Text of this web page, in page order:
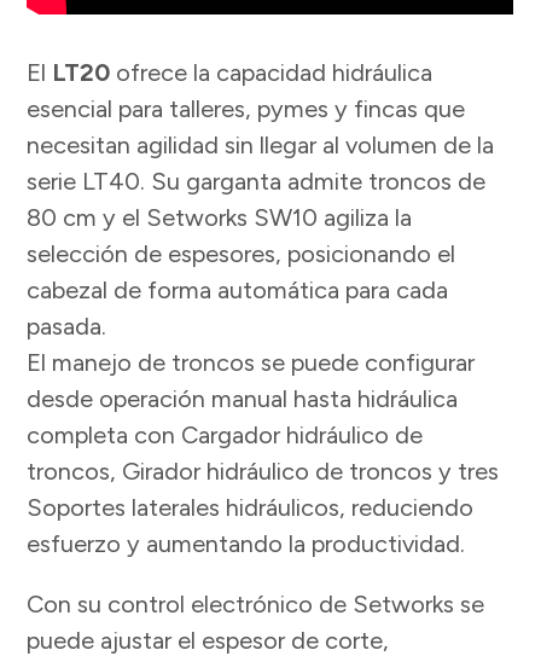
El LT20 ofrece la capacidad hidráulica
esencial para talleres, pymes y fincas que
necesitan agilidad sin llegar al volumen de la
serie LT40. Su garganta admite troncos de
80 cm y el Setworks SW10 agiliza la
selección de espesores, posicionando el
cabezal de forma automática para cada
pasada.
El manejo de troncos se puede configurar
desde operación manual hasta hidráulica
completa con Cargador hidráulico de
troncos, Girador hidráulico de troncos y tres
Soportes laterales hidráulicos, reduciendo
esfuerzo y aumentando la productividad.
Con su control electrónico de Setworks se
puede ajustar el espesor de corte,